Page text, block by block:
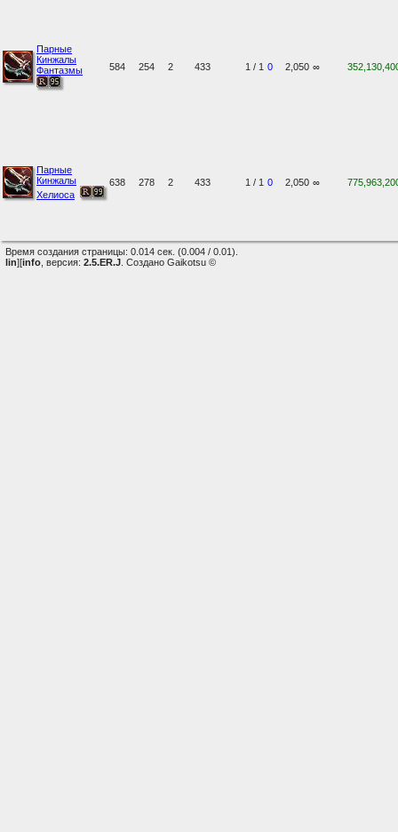
Парные
Кинжалы
Фантазмы
584 254 2 433 1 / 1 0 2,050 ∞
Парные
Кинжалы
Хелиоса
638 278 2 433 1 / 1 0 2,050 ∞
Время создания страницы: 0.014 сек. (0.004 / 0.01).
lin][info , версия: 2.5.ER.J . Создано Gaikotsu ©